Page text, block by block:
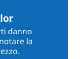
danno
la